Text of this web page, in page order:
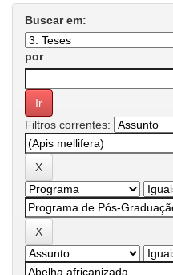
Buscar em:
por
Filtros correntes: